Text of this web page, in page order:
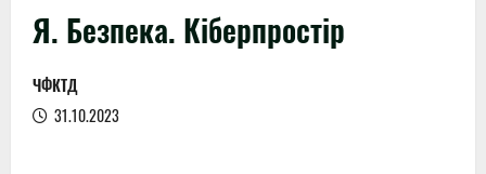
Я. Безпека. Кіберпростір
ЧФКТД
31.10.2023